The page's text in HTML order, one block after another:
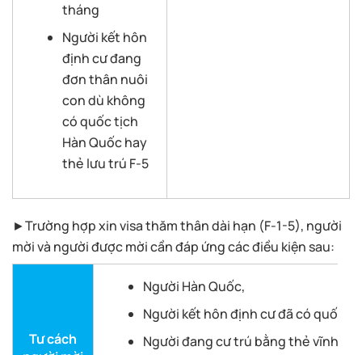
tháng
Người kết hôn
định cư đang
đơn thân nuôi
con dù không
có quốc tịch
Hàn Quốc hay
thẻ lưu trú F-5
►Trường hợp xin visa thăm thân dài hạn (F-1-5), người
mời và người được mời cần đáp ứng các điều kiện sau:
Tư cách
Người Hàn Quốc,
Người kết hôn định cư đã có quốc
Người đang cư trú bằng thẻ vĩnh